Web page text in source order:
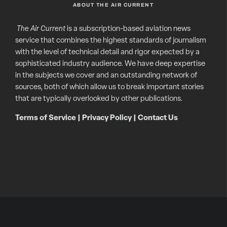
ABOUT THE AIR CURRENT
The Air Currentis a subscription-based aviation news
service that combines the highest standards of journalism
with the level of technical detail and rigor expected by a
sophisticated industry audience. We have deep expertise
in the subjects we cover and an outstanding network of
sources, both of which allow us to break important stories
that are typically overlooked by other publications.
Terms of Service Privacy Policy| Contact Us